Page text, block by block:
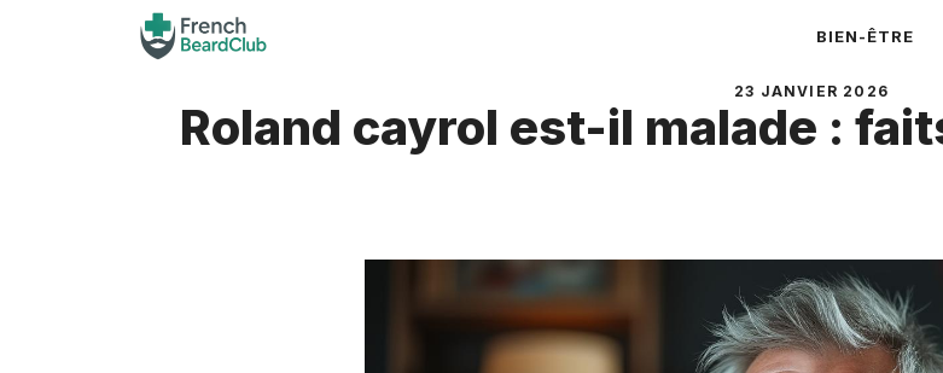
BIEN-ÊTRE
23 JANVIER 2026
Roland cayrol est-il malade :